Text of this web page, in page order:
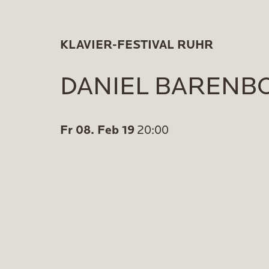
KLAVIER-FESTIVAL RUHR
DANIEL
Fr 08. Feb 19 20:00